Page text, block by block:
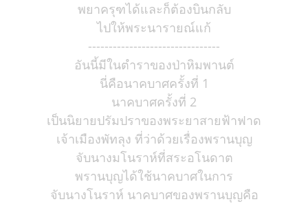
พยาครุฑได้และก็ต้องบินกลับ
ไปให้พระนารายณ์แก้
--------------------------------
อันนี้มีในตำราของป่าหิมพานต์
นี่คือนาคบาศครั้งที่ 1
นาคบาศครั้งที่ 2
เป็นนิยายปรัมปราของพระยาสายฟ้าฟาด
เจ้าเมืองพัทลุง ที่ว่าด้วยเรื่องพรานบุญ
จับนางมโนราห์ที่สระอโนดาต
พรานบุญได้ใช้นาคบาศในการ
จับนางโนราห์ นาคบาศของพรานบุญคือ